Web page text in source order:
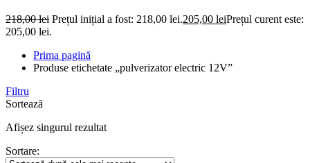
218,00lei Prețul inițial a fost: 218,00 lei.205,00 leiPrețul curent este:
205,00 lei.
Prima pagină
Produse etichetate „pulverizator electric 12V”
Filtru
Sortează
Afișez singurul rezultat
Sortare: